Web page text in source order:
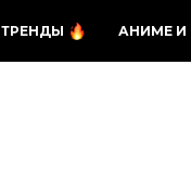
ТРЕНДЫ АНИМЕ И